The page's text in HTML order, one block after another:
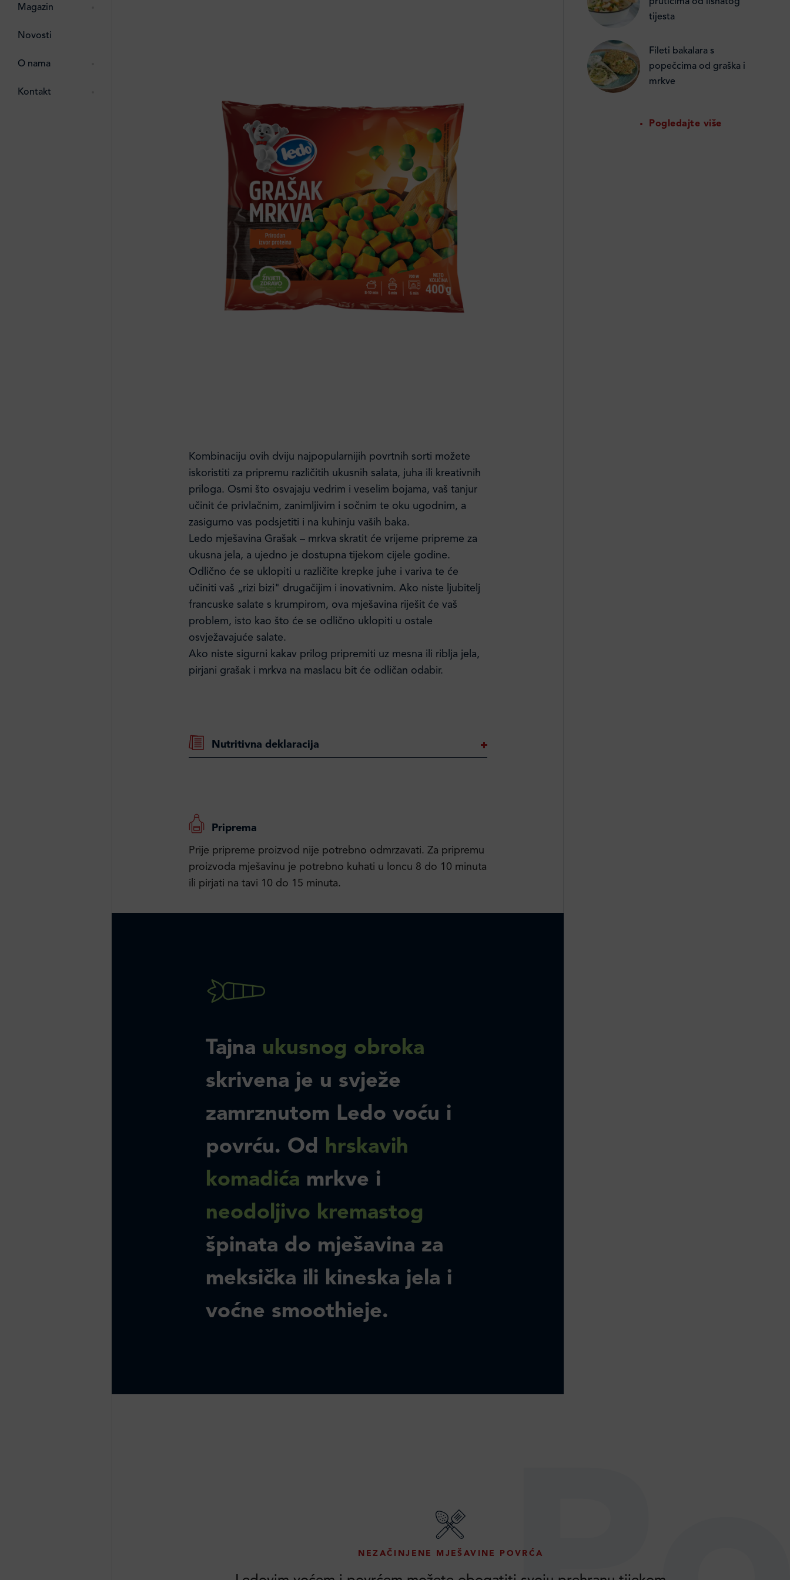
Magazin
Novosti
O nama
ostalo
Kontakt
Kombinaciju ovih dviju najpopularnijih povrtnih sorti možete
iskoristiti za pripremu različitih ukusnih salata, juha ili kreativnih
priloga. Osmi što osvajaju vedrim i veselim bojama, vaš tanjur
učinit će privlačnim, zanimljivim i sočnim te oku ugodnim, a
zasigurno vas podsjetiti i na kuhinju vaših baka.
Ledo mješavina Grašak – mrkva skratit će vrijeme pripreme za
ukusna jela, a ujedno je dostupna tijekom cijele godine.
Odlično će se uklopiti u različite krepke juhe i variva te će
učiniti vaš „rizi bizi" drugačijim i inovativnim. Ako niste ljubitelj
francuske salate s krumpirom, ova mješavina riješit će vaš
problem, isto kao što će se odlično uklopiti u ostale
osvježavajuće salate.
Ako niste sigurni kakav prilog pripremiti uz mesna ili riblja jela,
pirjani grašak i mrkva na maslacu bit će odličan odabir.
Nutritivna deklaracija
Priprema
Prije pripreme proizvod nije potrebno odmrzavati. Za pripremu
proizvoda mješavinu je potrebno kuhati u loncu 8 do 10 minuta
ili pirjati na tavi 10 do 15 minuta.
Tajna ukusnog obroka
skrivena je u svježe
zamrznutom Ledo voću i
povrću. Od hrskavih
komadića mrkve i
neodoljivo kremastog
špinata do mješavina za
meksička ili kineska jela i
voćne smoothieje.
tijesta
Fileti bakalara s
popečcima od graška i
mrkve
Pogledajte više
NEZAČINJENE MJEŠAVINE POVRĆA